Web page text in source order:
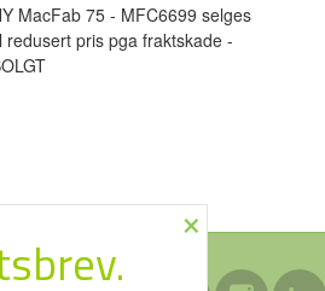
MacFab 75 - MFC6699 selges
redusert pris pga fraktskade -
×